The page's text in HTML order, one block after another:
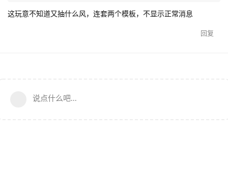
这玩意不知道又抽什么风，连套两个模板，不显示正常消息
回复
说点什么吧...